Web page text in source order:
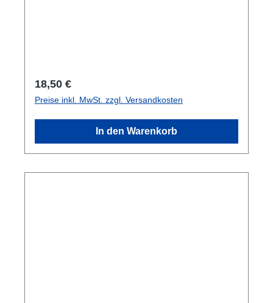
Regulärer Preis:
18,50 €
Preise inkl. MwSt. zzgl. Versandkosten
In den Warenkorb